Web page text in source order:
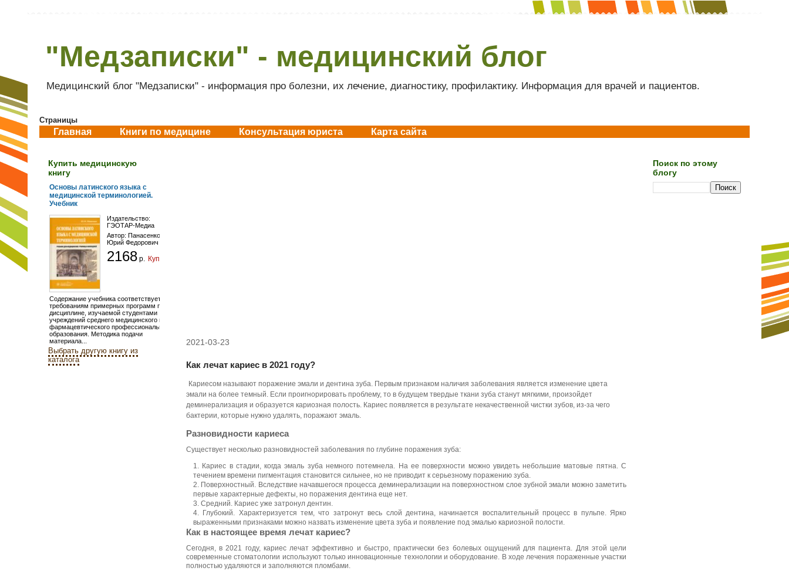
"Медзаписки" - медицинский блог
Медицинский блог "Медзаписки" - информация про болезни, их лечение, диагностику, профилактику. Информация для врачей и пациентов.
Страницы
Главная Книги по медицине Консультация юриста Карта сайта
2021-03-23
Как лечат кариес в 2021 году?
Кариесом называют поражение эмали и дентина зуба. Первым признаком наличия заболевания является изменение цвета
эмали на более темный. Если проигнорировать проблему, то в будущем твердые ткани зуба станут мягкими, произойдет
деминерализация и образуется кариозная полость. Кариес появляется в результате некачественной чистки зубов, из-за чего
бактерии, которые нужно удалять, поражают эмаль.
Разновидности кариеса
Существует несколько разновидностей заболевания по глубине поражения зуба:
Кариес в стадии, когда эмаль зуба немного потемнела. На ее поверхности можно увидеть небольшие матовые пятна. С
течением времени пигментация становится сильнее, но не приводит к серьезному поражению зуба.
Поверхностный. Вследствие начавшегося процесса деминерализации на поверхностном слое зубной эмали можно заметить
первые характерные дефекты, но поражения дентина еще нет.
Средний. Кариес уже затронул дентин.
Глубокий. Характеризуется тем, что затронут весь слой дентина, начинается воспалительный процесс в пульпе. Ярко
выраженными признаками можно назвать изменение цвета зуба и появление под эмалью кариозной полости.
Как в настоящее время лечат кариес?
Сегодня, в 2021 году, кариес лечат эффективно и быстро, практически без болевых ощущений для пациента. Для этой цели
современные стоматологии используют только инновационные технологии и оборудование. В ходе лечения пораженные участки
полностью удаляются и заполняются пломбами.
Купить медицинскую
книгу
Основы латинского языка с
медицинской терминологией.
Учебник
Издательство:
ГЭОТАР-Медиа
Автор: Панасенко
Юрий Федорович
2168 р. Купить
Содержание учебника соответствует
требованиям примерных программ по
дисциплине, изучаемой студентами
учреждений среднего медицинского и
фармацевтического профессионального
образования. Методика подачи
материала...
Выбрать другую книгу из
каталога
Поиск по этому
блогу